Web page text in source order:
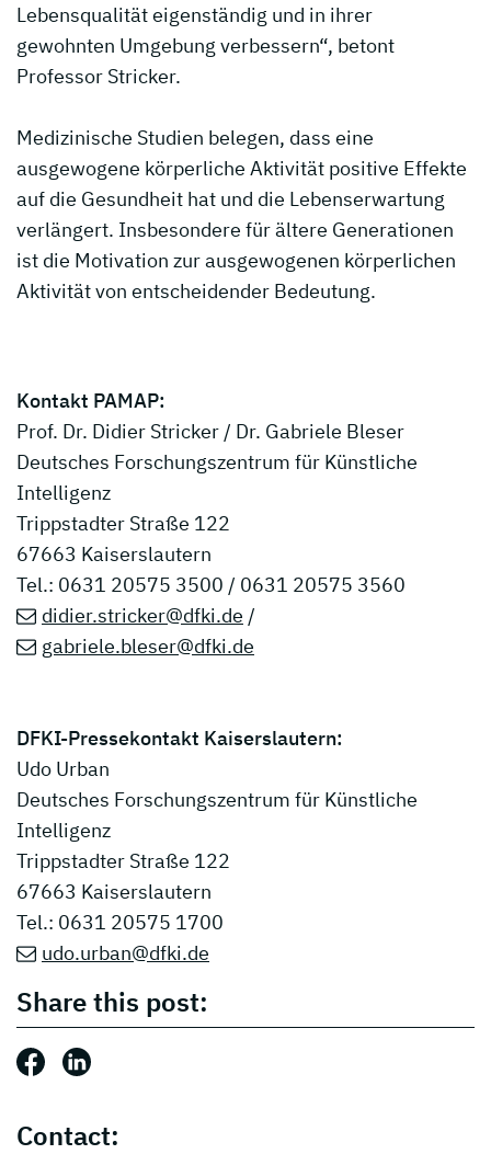
Lebensqualität eigenständig und in ihrer
gewohnten Umgebung verbessern“, betont
Professor Stricker.
Medizinische Studien belegen, dass eine
ausgewogene körperliche Aktivität positive Effekte
auf die Gesundheit hat und die Lebenserwartung
verlängert. Insbesondere für ältere Generationen
ist die Motivation zur ausgewogenen körperlichen
Aktivität von entscheidender Bedeutung.
Kontakt PAMAP:
Prof. Dr. Didier Stricker / Dr. Gabriele Bleser
Deutsches Forschungszentrum für Künstliche
Intelligenz
Trippstadter Straße 122
67663 Kaiserslautern
Tel.: 0631 20575 3500 / 0631 20575 3560
didier.stricker@dfki.de /
gabriele.bleser@dfki.de
DFKI-Pressekontakt Kaiserslautern:
Udo Urban
Deutsches Forschungszentrum für Künstliche
Intelligenz
Trippstadter Straße 122
67663 Kaiserslautern
Tel.: 0631 20575 1700
udo.urban@dfki.de
Share this post:
Share this post: Facebook
Share this post: LinkedIn
Contact: